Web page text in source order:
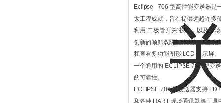
Eclipse 706 型高性能变送器是
大工程成就，旨在提供远超许多
利用“二极管开关"技术，以及市
创新的倾斜双隔间外壳如今已成
和查看多功能图形 LCD 显示屏。
一个通用的 ECLIPSE 706 型变
的可靠性。
ECLIPSE 706 型变送器支持
和各种 HART 现场通讯器等工具